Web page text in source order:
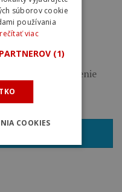
skrátiť liečenie
súborov cookie
používania
viac
(1)
COOKIES